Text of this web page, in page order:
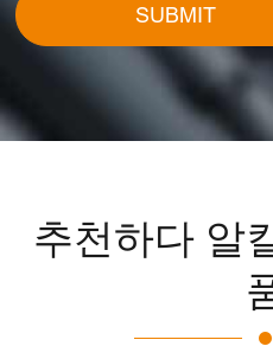
SUBMIT
추천하다 알